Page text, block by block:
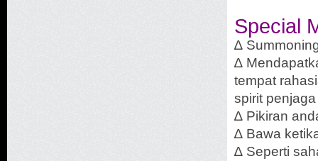
Special
∆
∆
tempat
spirit
∆ Pikiran
∆ Bawa
∆ Seperti